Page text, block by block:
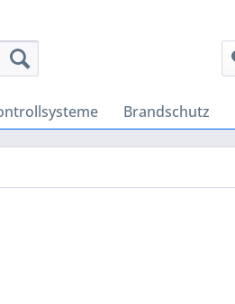
Brandschutz